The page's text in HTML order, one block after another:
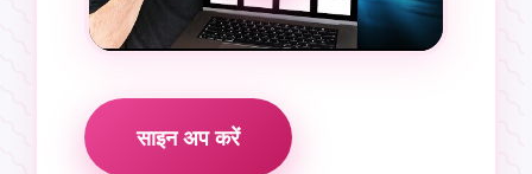
साइन अप करें